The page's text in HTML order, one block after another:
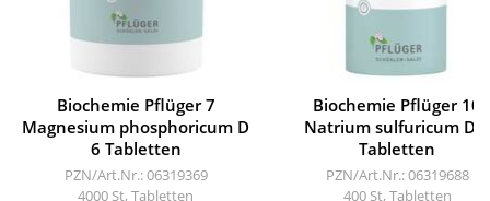
Biochemie Pflüger 7
Magnesium phosphoricum D
6 Tabletten
PZN/Art.Nr.: 06319369
4000 St, Tabletten
Biochemie Pflüger 10
Natrium sulfuricum D 6
Tabletten
PZN/Art.Nr.: 06319688
400 St, Tabletten